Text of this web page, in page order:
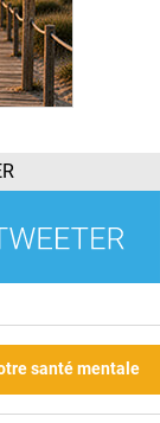
santé mentale